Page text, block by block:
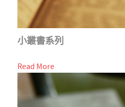
小叢書系列
Read More